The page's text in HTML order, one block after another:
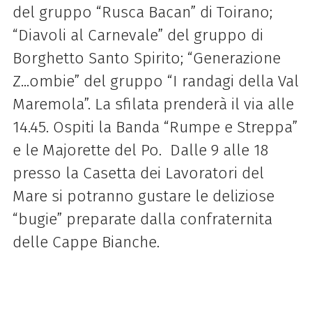
del gruppo “Rusca Bacan” di Toirano;
“Diavoli al Carnevale” del gruppo di
Borghetto Santo Spirito; “Generazione
Z...ombie” del gruppo “I randagi della Val
Maremola”. La sfilata prenderà il via alle
14.45. Ospiti la Banda “Rumpe e Streppa”
e le Majorette del Po. Dalle 9 alle 18
presso la Casetta dei Lavoratori del
Mare si potranno gustare le deliziose
“bugie” preparate dalla confraternita
delle Cappe Bianche.